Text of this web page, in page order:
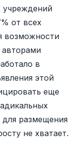
учреждений
от всех
возможности
авторами
в
этой
еще
размещения
не хватает.